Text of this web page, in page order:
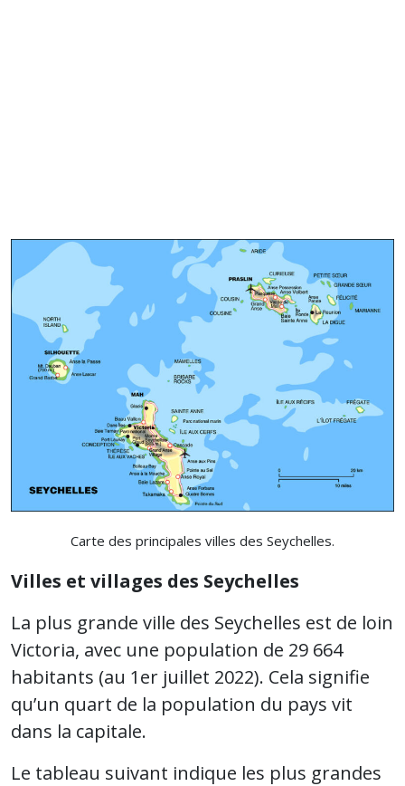
Carte des principales villes des Seychelles.
Villes et villages des Seychelles
La plus grande ville des Seychelles est de loin
Victoria, avec une population de 29 664
habitants (au 1er juillet 2022). Cela signifie
qu’un quart de la population du pays vit
dans la capitale.
Le tableau suivant indique les plus grandes